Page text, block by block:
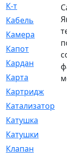
К-т
Кабель
Камера
Капот
Кардан
Карта
Картридж
Катализатор
Катушка
Катушки
Клапан